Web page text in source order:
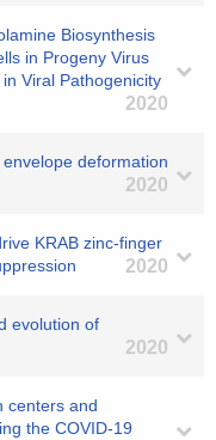
Biosynthesis
in Progeny Virus
Viral Pathogenicity
2020
deformation
2020
KRAB zinc-finger
2020
evolution of
2020
centers and
the COVID-19